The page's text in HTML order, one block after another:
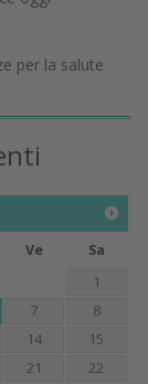
per la salute
Ve
Sa
1
7
8
14
15
21 22